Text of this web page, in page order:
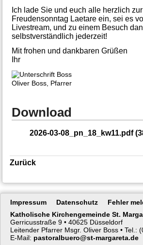
Ich lade Sie und euch alle herzlich
Freudensonntag Laetare ein, sei es
Livestream, und zu einem Besuch
selbstverständlich jederzeit!
Mit frohen und dankbaren Grüßen
Ihr
Oliver Boss, Pfarrer
Download
2026-03-08_pn_18_kw11.pdf
Zurück
Navigation
Impressum Datenschutz
Fehler
Katholische Kirchengemeinde St.
Gerricusstraße 9 • 40625 Düsseldorf
Leitender Pfarrer Msgr. Oliver Boss • Tel.:
E-Mail: pastoralbuero@st-margareta.de